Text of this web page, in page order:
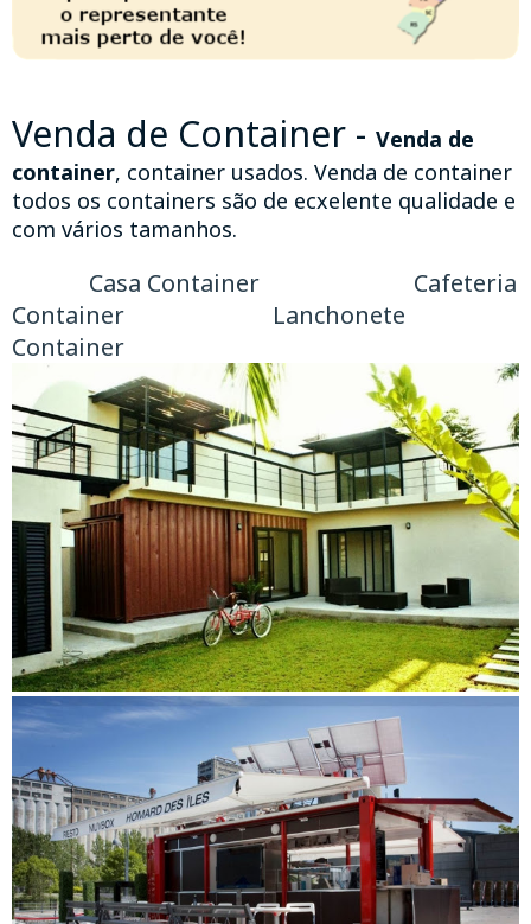
Venda de Container - Venda de
container, container usados. Venda de container
todos os containers são de ecxelente qualidade e
com vários tamanhos.
Casa Container Cafeteria
Container Lanchonete
Container